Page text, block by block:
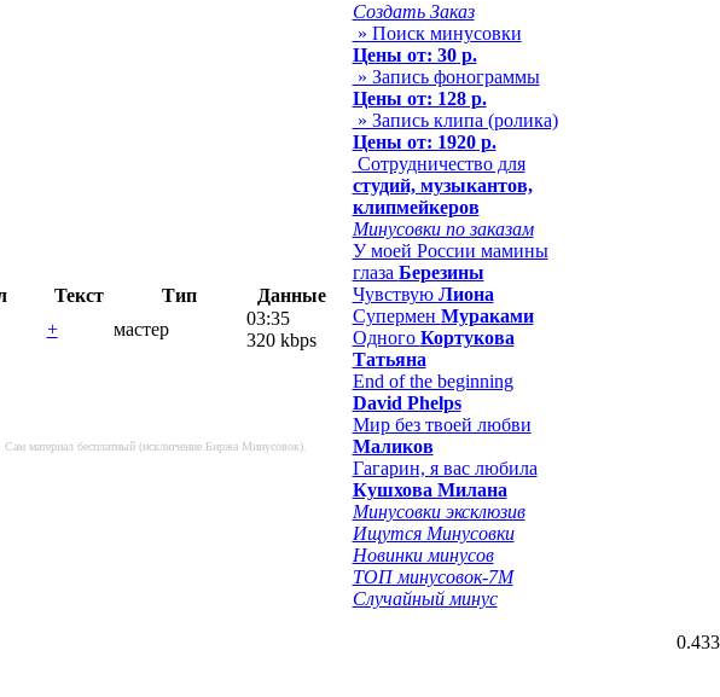
Текст Тип
Данные
+ мастер
03:35
320 kbps
Сам материал бесплатный (исключение Биржа Минусовок).
Создать Заказ
» Поиск минусовки
Цены от: 30 р.
» Запись фонограммы
Цены от: 128 р.
» Запись клипа (ролика)
Цены от: 1920 р.
Сотрудничество для
студий, музыкантов,
клипмейкеров
Минусовки по заказам
У моей России мамины
глаза Березины
Чувствую Лиона
Супермен Мураками
Одного Кортукова
Татьяна
End of the beginning
David Phelps
Мир без твоей любви
Маликов
Гагарин, я вас любила
Кушхова Милана
Минусовки эксклюзив
Ищутся Минусовки
Новинки минусов
ТОП минусовок-7M
Случайный минус
0.433